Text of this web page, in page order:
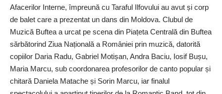
Afacerilor Interne, împreună cu Taraful Ilfovului au avut și corp
de balet care a prezentat un dans din Moldova. Clubul de
Muzică Buftea a urcat pe scena din Piațeta Centrală din Buftea
sărbătorind Ziua Națională a României prin muzică, datorită
copiilor Daria Radu, Gabriel Motișan, Andra Baciu, Iosif Bușu,
Maria Marcu, sub coordonarea profesorilor de canto popular și
chitară Daniela Matache și Sorin Marcu, iar finalul